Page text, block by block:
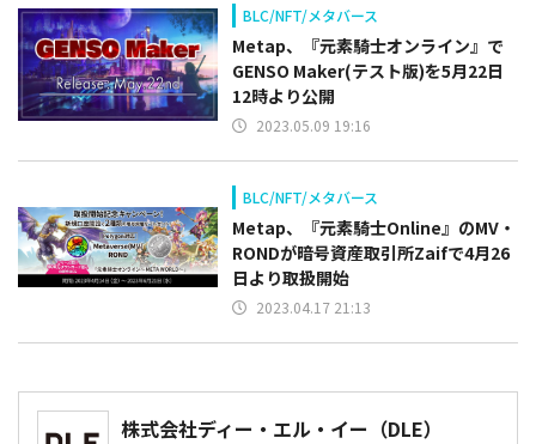
BLC/NFT/メタバース
Metap、『元素騎士オンライン』で
GENSO Maker(テスト版)を5月22日
12時より公開
2023.05.09 19:16
BLC/NFT/メタバース
Metap、『元素騎士Online』のMV・
RONDが暗号資産取引所Zaifで4月26
日より取扱開始
2023.04.17 21:13
株式会社ディー・エル・イー（DLE）